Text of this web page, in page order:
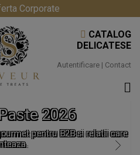
Corporate
CATALOG
DELICATESE
Autentificare | Contact
2026
pentru B2B si relatii care